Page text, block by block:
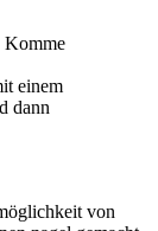
Komme
einem
dann
von